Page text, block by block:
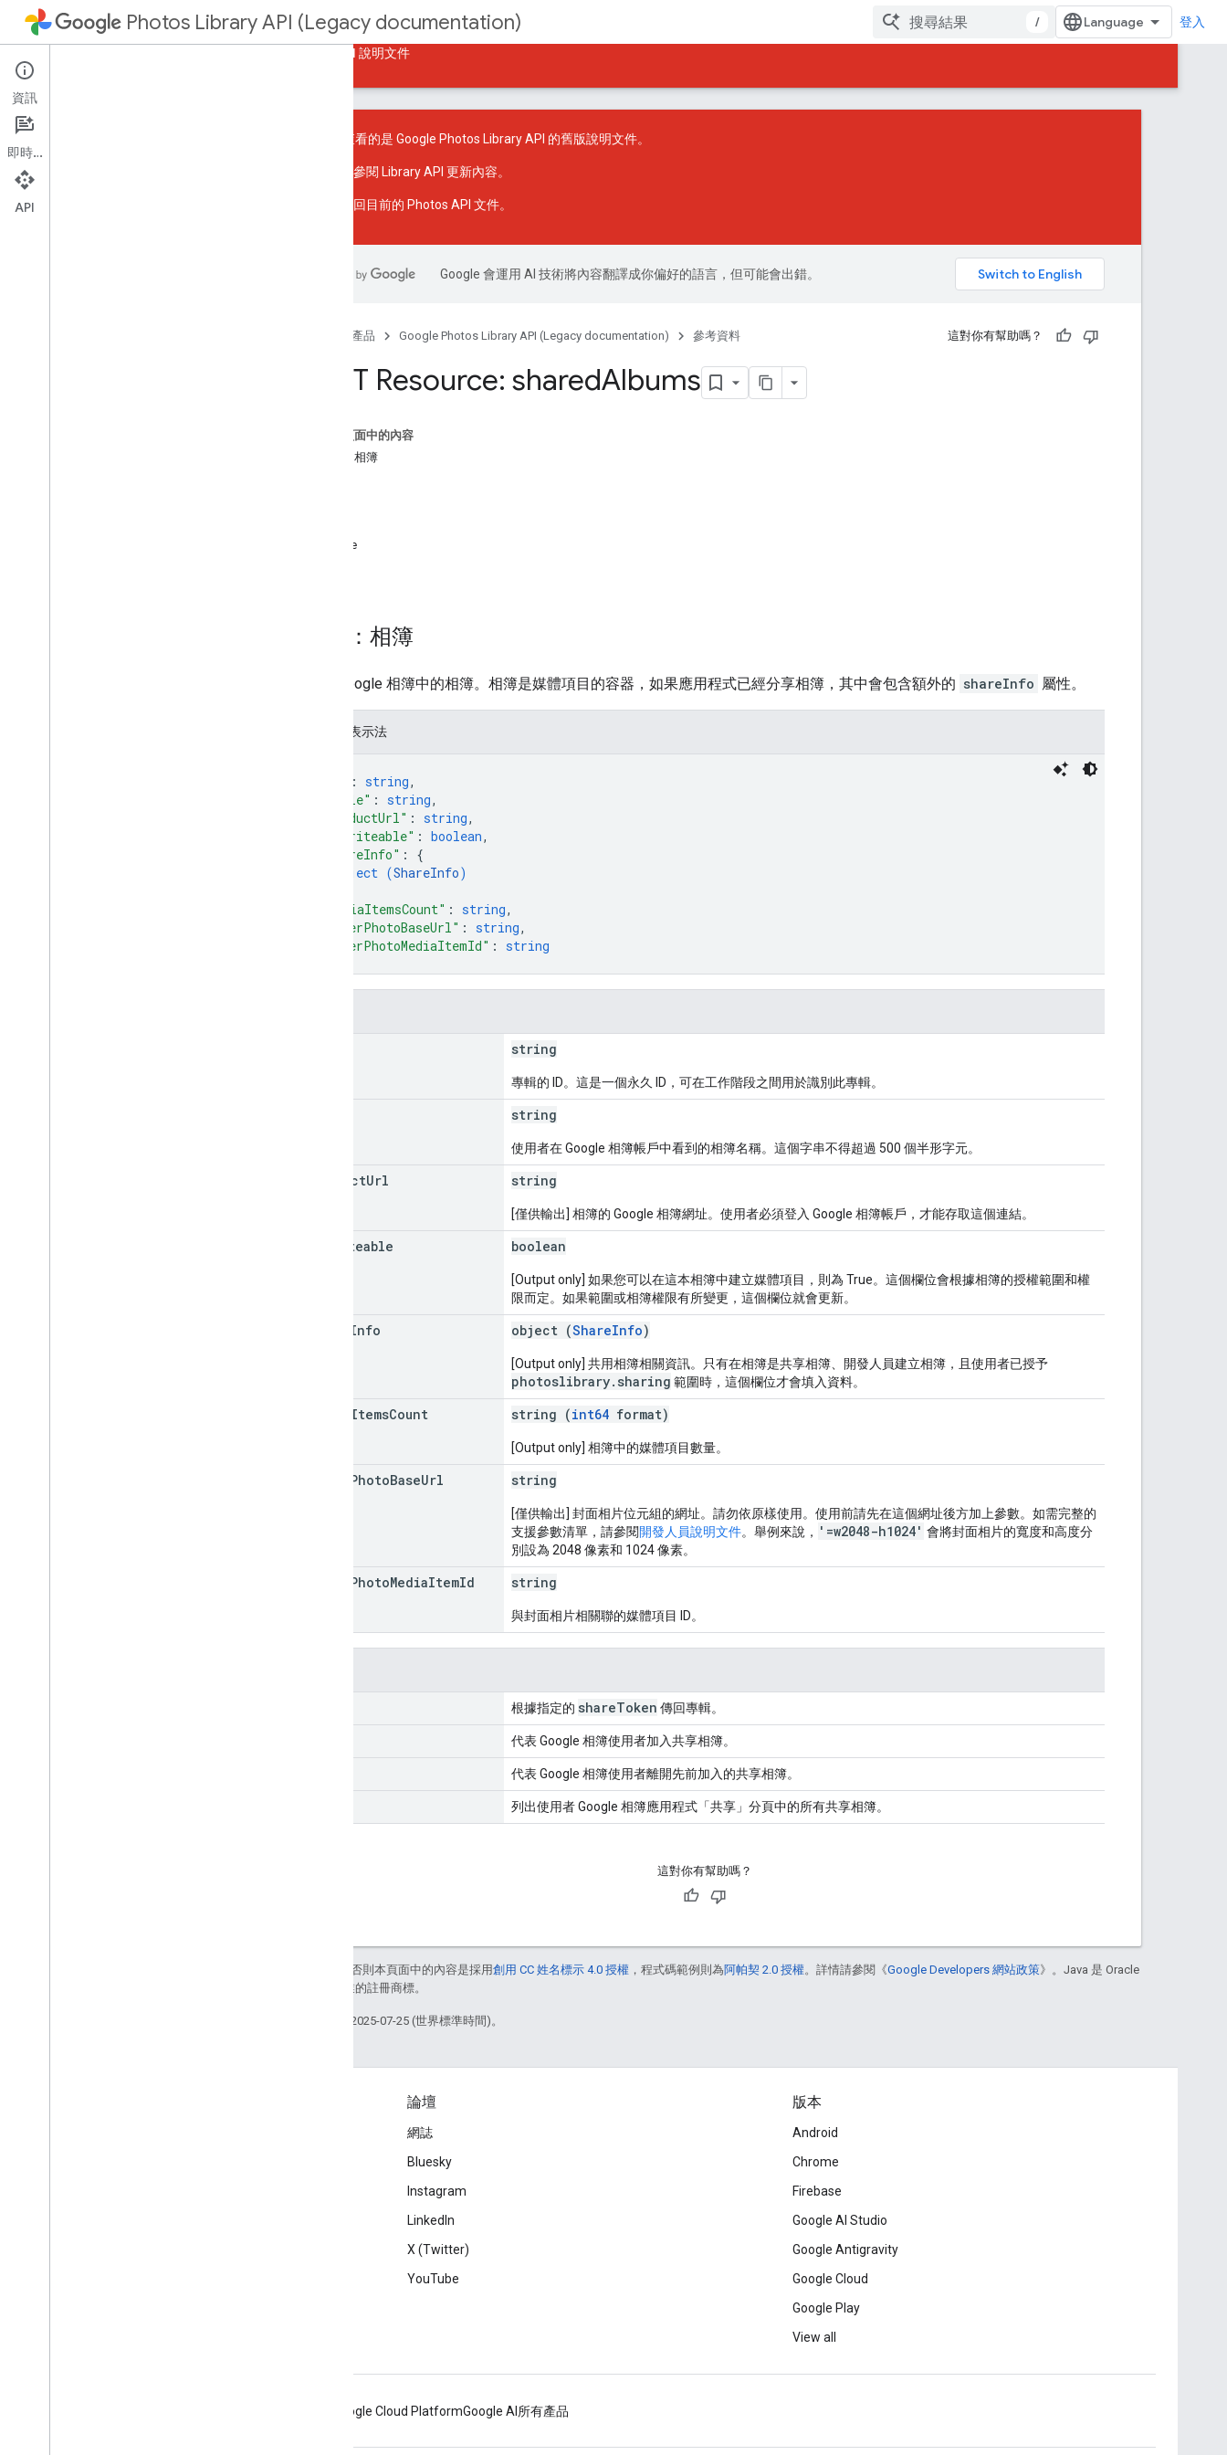
Photos Library API (Legacy documentation) / 登入
返回目前的 Photos API 說明文件
資源摘要
您目前查看的是 Google Photos Library API 的舊版說明文件。
請參閱 Library API 更新內容。
返回 目前的 Photos API 文件。
Google 會運用 AI 技術將內容翻譯成你偏好的語言，但可能會出錯。
產品 Google Photos Library API (Legacy documentation) 參考資料 這對你有幫助嗎？
REST Resource: sharedAlbums
這個頁面中的內容
資源：相簿
leave
資源：相簿
表示 Google 相簿中的相簿。相簿是媒體項目的容器，如果應用程式已經分享相簿，其中會包含額外的 shareInfo 屬性。
JSON 表示法
: string,
"title" : string,
"productUrl" : string,
"isWriteable" : boolean,
"shareInfo" : {
object (ShareInfo)
"mediaItemsCount" : string,
"coverPhotoBaseUrl" : string,
"coverPhotoMediaItemId" : string
string
專輯的 ID。這是一個永久 ID，可在工作階段之間用於識別此專輯。
string
使用者在 Google 相簿帳戶中看到的相簿名稱。這個字串不得超過 500 個半形字元。
productUrl string
[僅供輸出] 相簿的 Google 相簿網址。使用者必須登入 Google 相簿帳戶，才能存取這個連結。
Writeable boolean
[Output only] 如果您可以在這本相簿中建立媒體項目，則為 True。這個欄位會根據相簿的授權範圍和權
限而定。如果範圍或相簿權限有所變更，這個欄位就會更新。
Info object (ShareInfo)
[Output only] 共用相簿相關資訊。只有在相簿是共享相簿、開發人員建立相簿，且使用者已授予
photoslibrary.sharing 範圍時，這個欄位才會填入資料。
ItemsCount string (int64 format)
[Output only] 相簿中的媒體項目數量。
PhotoBaseUrl string
[僅供輸出] 封面相片位元組的網址。請勿依原樣使用。使用前請先在這個網址後方加上參數。如需完整的
支援參數清單，請參閱開發人員說明文件。舉例來說， '=w2048-h1024' 會將封面相片的寬度和高度分
別設為 2048 像素和 1024 像素。
PhotoMediaItemId string
與封面相片相關聯的媒體項目 ID。
根據指定的 shareToken 傳回專輯。
代表 Google 相簿使用者加入共享相簿。
代表 Google 相簿使用者離開先前加入的共享相簿。
列出使用者 Google 相簿應用程式「共享」分頁中的所有共享相簿。
這對你有幫助嗎？
除非另有註明，否則本頁面中的內容是採用創用 CC 姓名標示 4.0 授權 ，程式碼範例則為阿帕契 2.0 授權。詳情請參閱《Google Developers 網站政策》。Java 是 Oracle
和/或其關聯企業的註冊商標。
上次更新時間：2025-07-25 (世界標準時間)。
論壇
網誌
Bluesky
Instagram
LinkedIn
X (Twitter)
YouTube
版本
Android
Chrome
Firebase
Google AI Studio
Google Antigravity
Google Cloud
Google Play
View all
Google Cloud PlatformGoogle AI 所有產品
資訊
即時通訊
API